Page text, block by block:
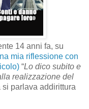
14 anni fa, su
mia riflessione con
“Lo dico subito e
realizzazione del
si parlava addirittura